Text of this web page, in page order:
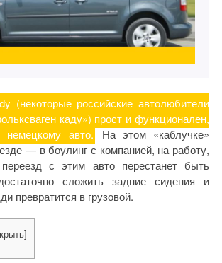
(некоторые российские автолюбители
каду») прост и функционален,
авто.
На этом «каблучке»
— в боулинг с компанией, на работу,
с этим авто перестанет быть
сложить задние сидения и
превратится в грузовой.
]